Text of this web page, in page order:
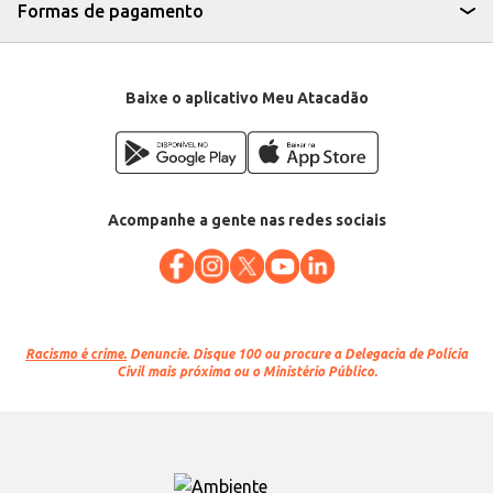
Formas de pagamento
Baixe o aplicativo Meu Atacadão
Acompanhe a gente nas redes sociais
Racismo é crime. Denuncie. Disque 100 ou procure a Delegacia de Polícia
Civil mais próxima ou o Ministério Público.